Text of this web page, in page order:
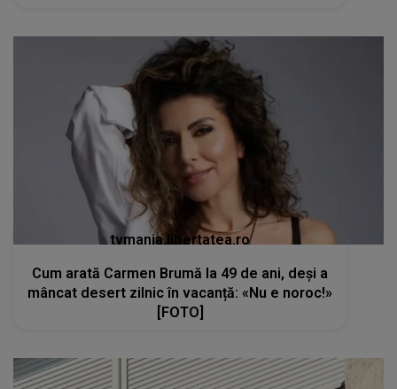
tvmania.libertatea.ro
Cum arată Carmen Brumă la 49 de ani, deși a
mâncat desert zilnic în vacanță: «Nu e noroc!»
[FOTO]